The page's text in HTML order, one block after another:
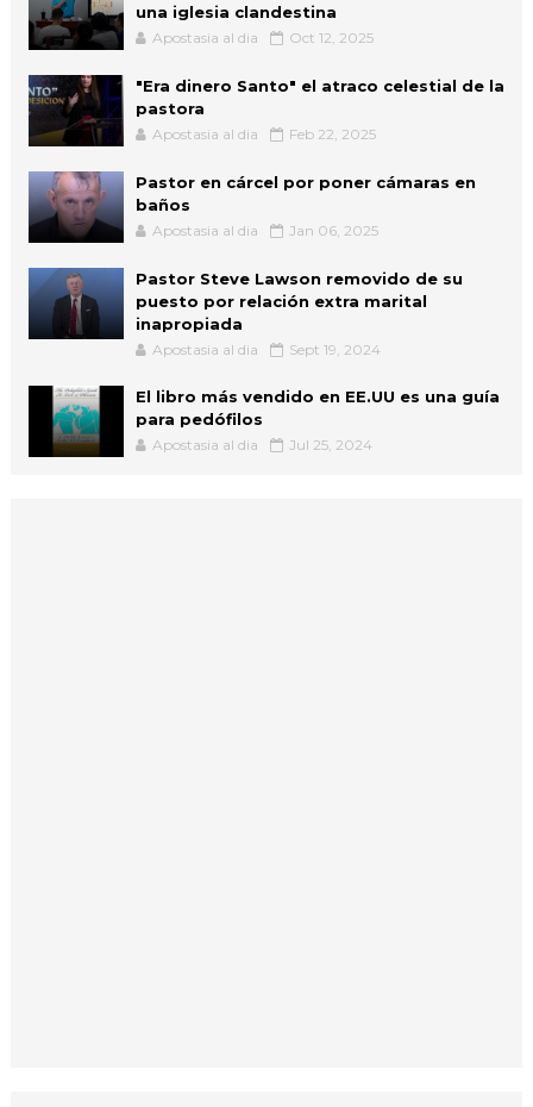
una iglesia clandestina
Apostasia al dia Oct 12, 2025
"Era dinero Santo" el atraco celestial de la
pastora
Apostasia al dia Feb 22, 2025
Pastor en cárcel por poner cámaras en
baños
Apostasia al dia Jan 06, 2025
Pastor Steve Lawson removido de su
puesto por relación extra marital
inapropiada
Apostasia al dia Sept 19, 2024
El libro más vendido en EE.UU es una guía
para pedófilos
Apostasia al dia Jul 25, 2024